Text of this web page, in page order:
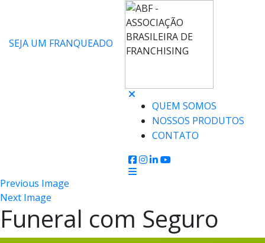
SEJA UM FRANQUEADO
QUEM SOMOS
NOSSOS PRODUTOS
CONTATO
Previous Image
Next Image
Funeral com Seguro